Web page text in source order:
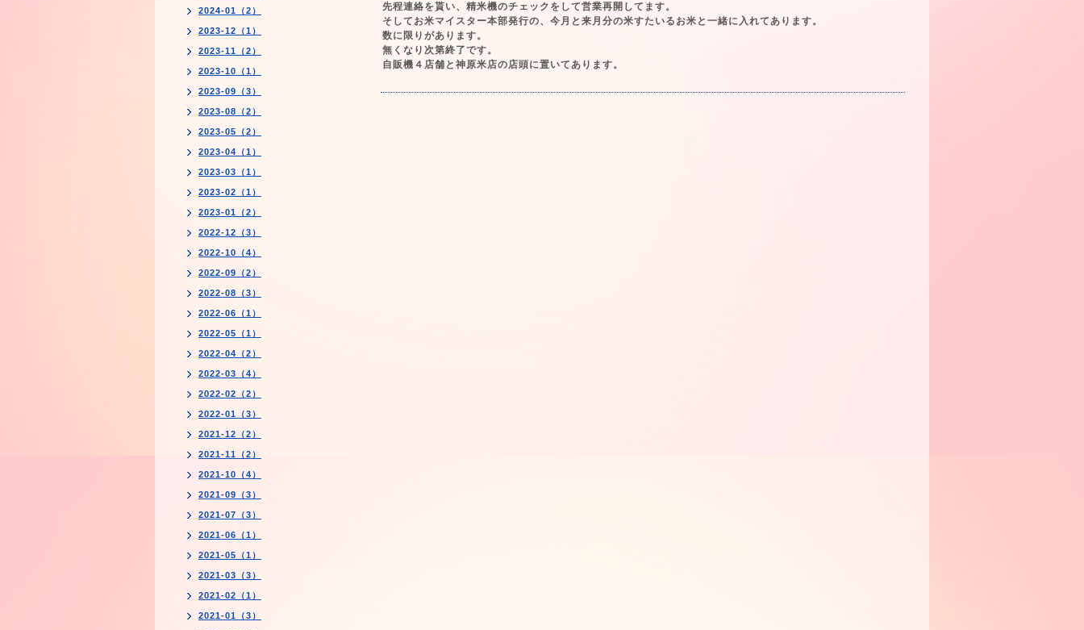
先程連絡を貰い、精米機のチェックをして営業再開してます。
そしてお米マイスター本部発行の、今月と来月分の米すたいるお米と一緒に入れてあります。
数に限りがあります。
無くなり次第終了です。
自販機４店舗と神原米店の店頭に置いてあります。
2024-01（2）
2023-12（1）
2023-11（2）
2023-10（1）
2023-09（3）
2023-08（2）
2023-05（2）
2023-04（1）
2023-03（1）
2023-02（1）
2023-01（2）
2022-12（3）
2022-10（4）
2022-09（2）
2022-08（3）
2022-06（1）
2022-05（1）
2022-04（2）
2022-03（4）
2022-02（2）
2022-01（3）
2021-12（2）
2021-11（2）
2021-10（4）
2021-09（3）
2021-07（3）
2021-06（1）
2021-05（1）
2021-03（3）
2021-02（1）
2021-01（3）